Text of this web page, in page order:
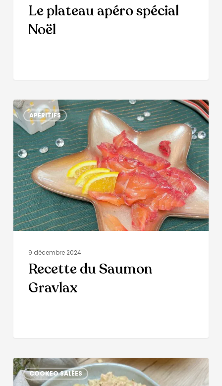
Le plateau apéro spécial
Noël
APÉRITIFS
9 décembre 2024
Recette du Saumon
Gravlax
COOKEO SALÉES